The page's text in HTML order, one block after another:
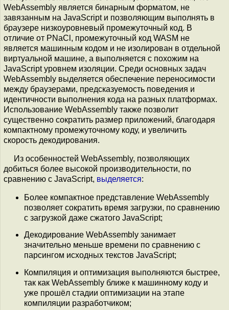
WebAssembly является бинарным форматом, не
завязанным на JavaScript и позволяющим выполнять в
браузере низкоуровневый промежуточный код. В
отличие от PNaCl, промежуточный код WASM не
является машинным кодом и не изолирован в отдельной
виртуальной машине, а выполняется с похожим на
JavaScript уровнем изоляции. Среди основных задач
WebAssembly выделяется обеспечение переносимости
между браузерами, предсказуемость поведения и
идентичности выполнения кода на разных платформах.
Использование WebAssembly также позволит
существенно сократить размер приложений, благодаря
компактному промежуточному коду, и увеличить
скорость декодирования.
Из особенностей WebAssembly, позволяющих
добиться более высокой производительности, по
сравнению с JavaScript, выделяется:
Более компактное представление WebAssembly
позволяет сократить время загрузки, по сравнению
с загрузкой даже сжатого JavaScript;
Декодирование WebAssembly занимает
значительно меньше времени по сравнению с
парсингом исходных текстов JavaScript;
Компиляция и оптимизация выполняются быстрее,
так как WebAssembly ближе к машинному коду и
уже прошёл стадии оптимизации на этапе
компиляции разработчиком;